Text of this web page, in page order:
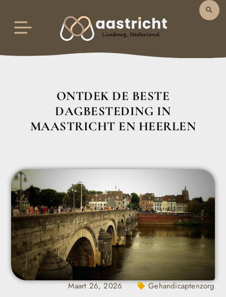
ONTDEK DE BESTE
DAGBESTEDING IN
MAASTRICHT EN HEERLEN
Maart 26, 2026 Gehandicaptenzorg